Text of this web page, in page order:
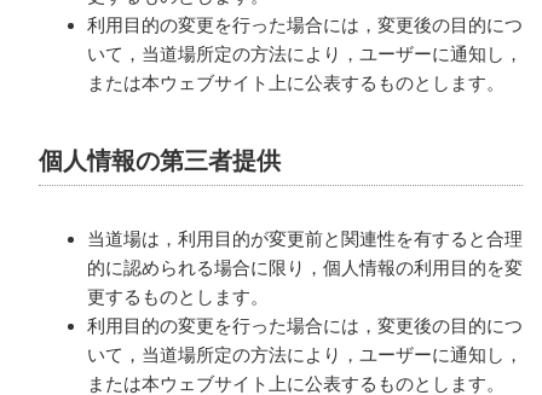
利用目的の変更を行った場合には，変更後の目的につ
いて，当道場所定の方法により，ユーザーに通知し，
または本ウェブサイト上に公表するものとします。
個人情報の第三者提供
当道場は，利用目的が変更前と関連性を有すると合理
的に認められる場合に限り，個人情報の利用目的を変
更するものとします。
利用目的の変更を行った場合には，変更後の目的につ
いて，当道場所定の方法により，ユーザーに通知し，
または本ウェブサイト上に公表するものとします。